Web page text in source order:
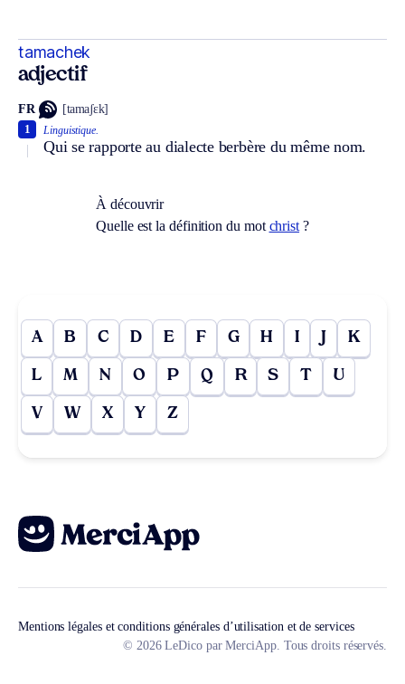
tamachek
adjectif
FR [tamaʃɛk]
Linguistique.
Qui se rapporte au dialecte berbère du même nom.
1
À découvrir
Quelle est la définition du mot christ ?
A B C D E F G H I J K
L M N O P Q R S T U
V W X Y Z
Mentions légales et conditions générales d’utilisation et de services
© 2026 LeDico par MerciApp. Tous droits réservés.